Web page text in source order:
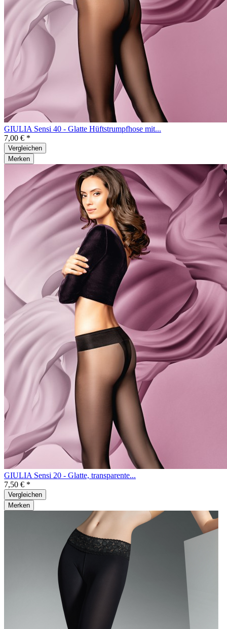
GIULIA Sensi 40 - Glatte Hüftstrumpfhose mit...
7,00 € *
Vergleichen
Merken
GIULIA Sensi 20 - Glatte, transparente...
7,50 € *
Vergleichen
Merken